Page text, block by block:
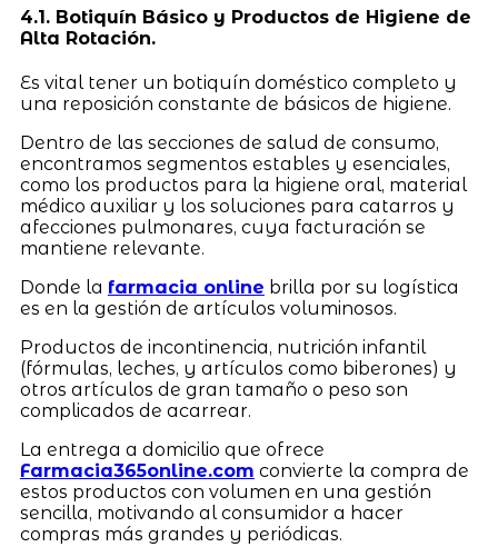
4.1. Botiquín Básico y Productos de Higiene de
Alta Rotación.
Es vital tener un botiquín doméstico completo y
una reposición constante de básicos de higiene.
Dentro de las secciones de salud de consumo,
encontramos segmentos estables y esenciales,
como los productos para la higiene oral, material
médico auxiliar y los soluciones para catarros y
afecciones pulmonares, cuya facturación se
mantiene relevante.
Donde la farmacia online brilla por su logística
es en la gestión de artículos voluminosos.
Productos de incontinencia, nutrición infantil
(fórmulas, leches, y artículos como biberones) y
otros artículos de gran tamaño o peso son
complicados de acarrear.
La entrega a domicilio que ofrece
Farmacia365online.com convierte la compra de
estos productos con volumen en una gestión
sencilla, motivando al consumidor a hacer
compras más grandes y periódicas.